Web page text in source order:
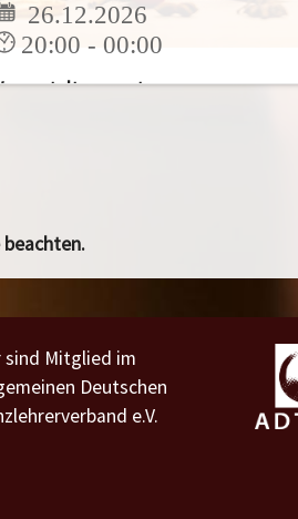
26.12.2026
20:00 - 00:00
Mehr
sind Mitglied im
Deutschen
e.V.